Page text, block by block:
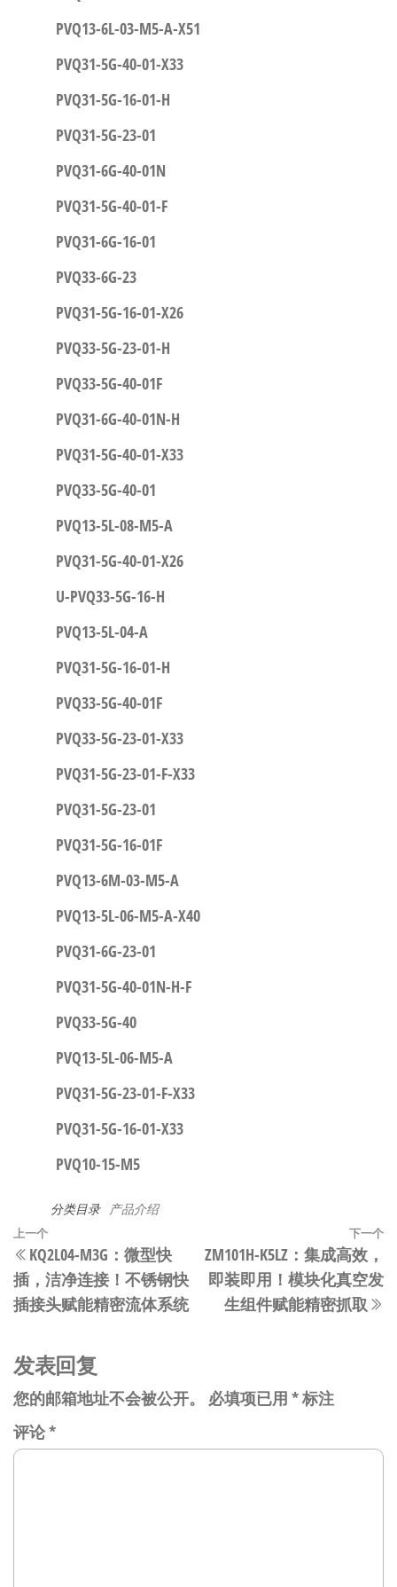
PVQ13-6L-03-M5-A-X51
PVQ31-5G-40-01-X33
PVQ31-5G-16-01-H
PVQ31-5G-23-01
PVQ31-6G-40-01N
PVQ31-5G-40-01-F
PVQ31-6G-16-01
PVQ33-6G-23
PVQ31-5G-16-01-X26
PVQ33-5G-23-01-H
PVQ33-5G-40-01F
PVQ31-6G-40-01N-H
PVQ31-5G-40-01-X33
PVQ33-5G-40-01
PVQ13-5L-08-M5-A
PVQ31-5G-40-01-X26
U-PVQ33-5G-16-H
PVQ13-5L-04-A
PVQ31-5G-16-01-H
PVQ33-5G-40-01F
PVQ33-5G-23-01-X33
PVQ31-5G-23-01-F-X33
PVQ31-5G-23-01
PVQ31-5G-16-01F
PVQ13-6M-03-M5-A
PVQ13-5L-06-M5-A-X40
PVQ31-6G-23-01
PVQ31-5G-40-01N-H-F
PVQ33-5G-40
PVQ13-5L-06-M5-A
PVQ31-5G-23-01-F-X33
PVQ31-5G-16-01-X33
PVQ10-15-M5
分类目录 产品介绍
文
章
导
上
一
篇
文
上一个
KQ2L04-M3G：微型快
插，洁净连接！不锈钢快
插接头赋能精密流体系统​
下一个
ZM101H-K5LZ：集成高效，
即装即用！模块化真空发
生组件赋能精密抓取​
发表回复
您的邮箱地址不会被公开。 必填项已用 *标注
评论*